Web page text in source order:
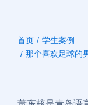
您在这里：
首页
学生案例
那个喜欢足球的